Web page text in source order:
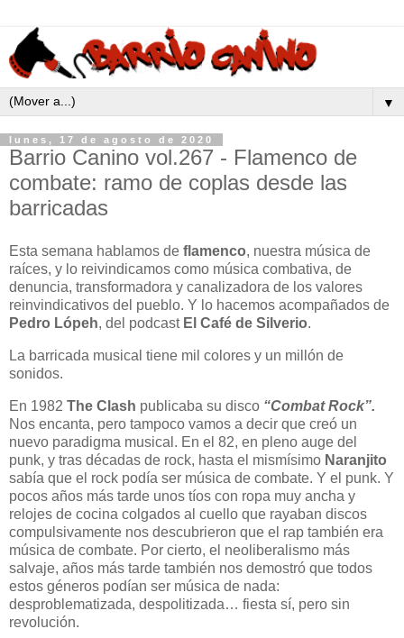
▼
lunes, 17 de agosto de 2020
Barrio Canino vol.267 - Flamenco de
combate: ramo de coplas desde las
barricadas
Esta semana hablamos de flamenco, nuestra música de
raíces, y lo reivindicamos como música combativa, de
denuncia, transformadora y canalizadora de los valores
reinvindicativos del pueblo. Y lo hacemos acompañados de
Pedro Lópeh, del podcast El Café de Silverio.
La barricada musical tiene mil colores y un millón de
sonidos.
En 1982 The Clash publicaba su disco “Combat Rock”.
Nos encanta, pero tampoco vamos a decir que creó un
nuevo paradigma musical. En el 82, en pleno auge del
punk, y tras décadas de rock, hasta el mismísimo Naranjito
sabía que el rock podía ser música de combate. Y el punk. Y
pocos años más tarde unos tíos con ropa muy ancha y
relojes de cocina colgados al cuello que rayaban discos
compulsivamente nos descubrieron que el rap también era
música de combate. Por cierto, el neoliberalismo más
salvaje, años más tarde también nos demostró que todos
estos géneros podían ser música de nada:
desproblematizada, despolitizada… fiesta sí, pero sin
revolución.